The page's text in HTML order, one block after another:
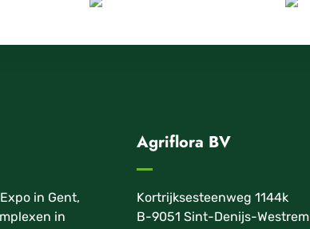
in Gent,
in
Agriflora BV
Kortrijksesteenweg 1144k
B-9051 Sint-Denijs-Westrem